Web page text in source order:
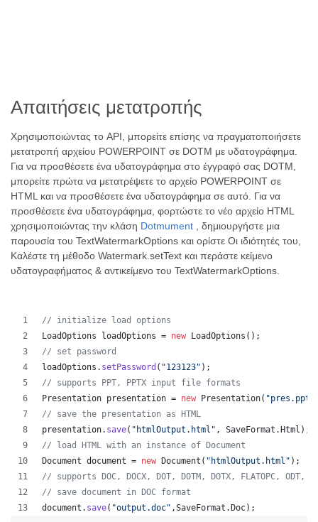
Απαιτήσεις μετατροπής
Χρησιμοποιώντας το API, μπορείτε επίσης να πραγματοποιήσετε
μετατροπή αρχείου POWERPOINT σε DOTM με υδατογράφημα.
Για να προσθέσετε ένα υδατογράφημα στο έγγραφό σας DOTM,
μπορείτε πρώτα να μετατρέψετε το αρχείο POWERPOINT σε
HTML και να προσθέσετε ένα υδατογράφημα σε αυτό. Για να
προσθέσετε ένα υδατογράφημα, φορτώστε το νέο αρχείο HTML
χρησιμοποιώντας την κλάση Dotmument , δημιουργήστε μια
παρουσία του TextWatermarkOptions και ορίστε Οι ιδιότητές του,
Καλέστε τη μέθοδο Watermark.setText και περάστε κείμενο
υδατογραφήματος & αντικείμενο του TextWatermarkOptions.
// initialize load options
LoadOptions
loadOptions = new LoadOptions ();
// set password
loadOptions . setPassword ( "123123" );
// supports PPT, PPTX input file formats
Presentation presentation = new Presentation(
// save the presentation as HTML
presentation. save( "htmlOutput.html" , SaveFormat . Html );
// load HTML with an instance of Document
Document document = new Document ( "htmlOutput.html" );
// supports DOC, DOCX, DOT, DOTM, DOTX, FLATOPC,
// save document in DOC format
document . save( "output.doc" ,SaveFormat . Doc);